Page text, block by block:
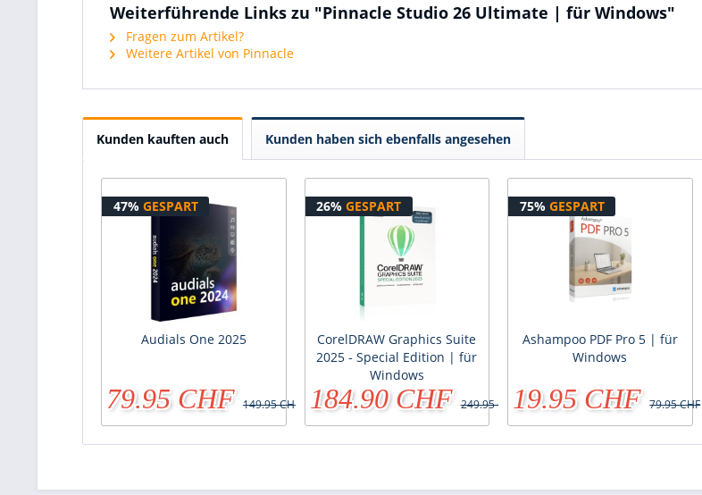
Weiterführende Links zu "Pinnacle Studio 26 Ultimate | für Windows"
Fragen zum Artikel?
Weitere Artikel von Pinnacle
Kunden kauften auch Kunden haben sich ebenfalls angesehen
47% GESPART
Audials One 2025
79.95 CHF 149.95 CHF
26%GESPART
CorelDRAW Graphics Suite
2025 - Special Edition | für
Windows
184.90 CHF 249.95 CHF
75% GESPART
Ashampoo PDF Pro 5 | für
Windows
19.95 CHF 79.95 CHF